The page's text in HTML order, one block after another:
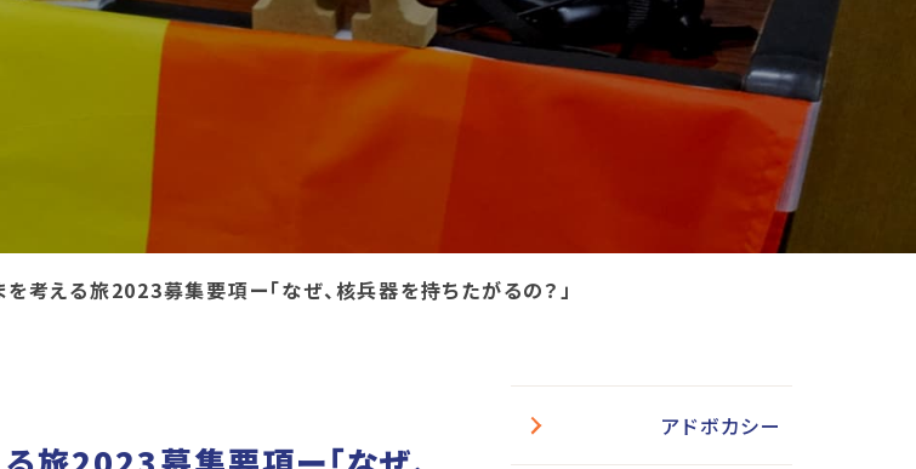
を考える旅2023募集要項ー「なぜ、核兵器を持ちたがるの？」
アドボカシー